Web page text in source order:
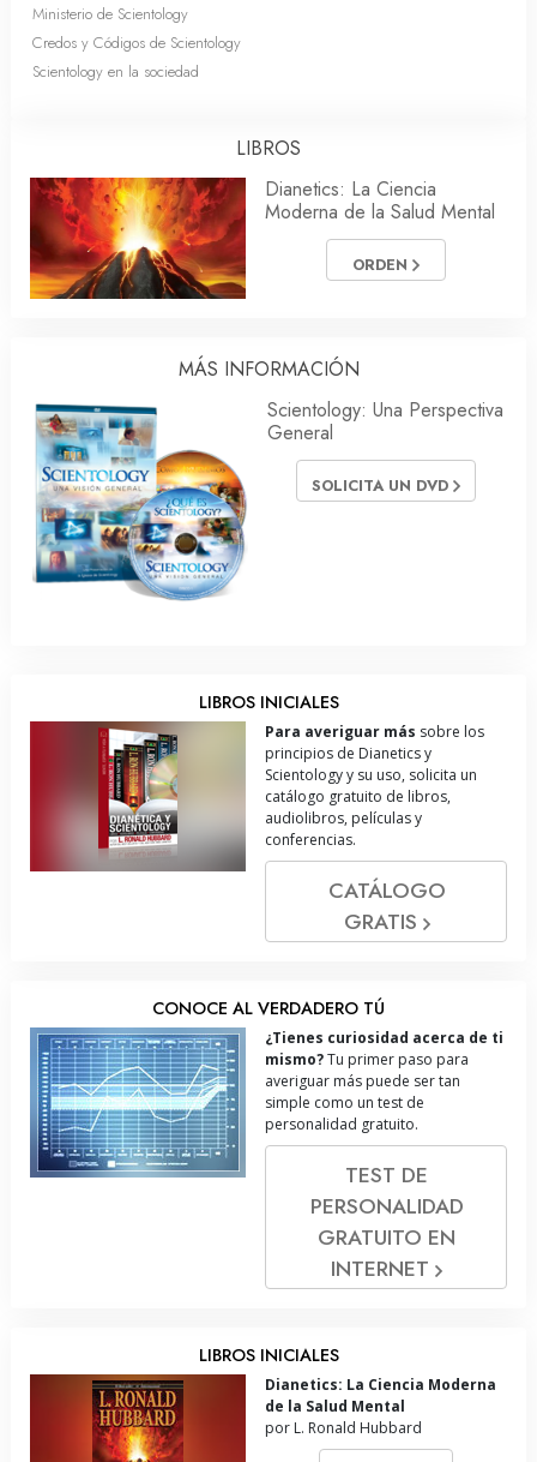
Ministerio de Scientology
Credos y Códigos de Scientology
Scientology en la sociedad
LIBROS
Dianetics: La Ciencia
Moderna de la Salud Mental
ORDEN
MÁS INFORMACIÓN
Scientology: Una Perspectiva
General
SOLICITA UN DVD
LIBROS INICIALES
Para averiguar más sobre los
principios de Dianetics y
Scientology y su uso, solicita un
catálogo gratuito de libros,
audiolibros, películas y
conferencias.
CATÁLOGO
GRATIS
CONOCE AL VERDADERO TÚ
¿Tienes curiosidad acerca de ti
mismo?Tu primer paso para
averiguar más puede ser tan
simple como un test de
personalidad gratuito.
TEST DE
PERSONALIDAD
GRATUITO EN
INTERNET
LIBROS INICIALES
Dianetics: La Ciencia Moderna
de la Salud Mental
por L. Ronald Hubbard